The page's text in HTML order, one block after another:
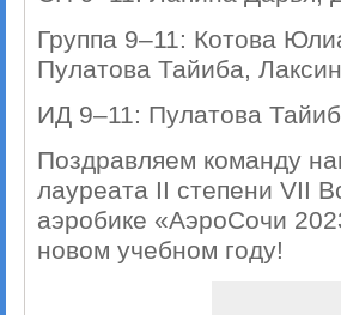
Группа 9–11: Котова
Пулатова Тайиба,
ИД 9–11: Пулатова
Поздравляем команду
лауреата II степени VII
аэробике «АэроСочи
новом учебном году!